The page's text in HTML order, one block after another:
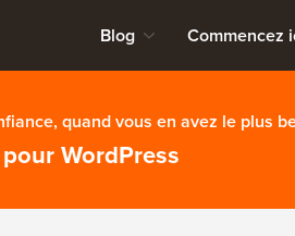
Blog Commencez
quand vous en avez le plus
WordPress